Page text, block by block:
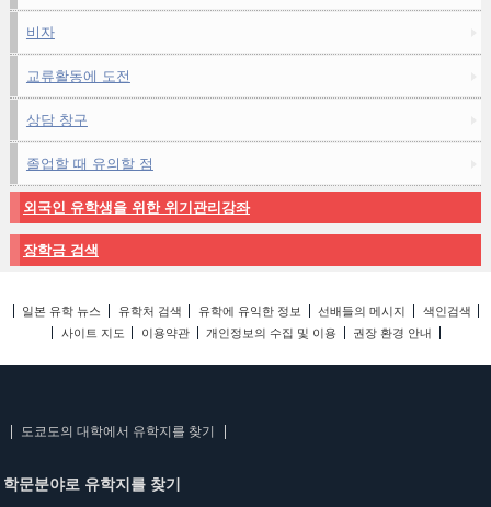
비자
교류활동에 도전
상담 창구
졸업할 때 유의할 점
외국인 유학생을 위한 위기관리강좌
장학금 검색
일본 유학 뉴스 유학처 검색 유학에 유익한 정보 선배들의 메시지
색인검색
사이트 지도
이용약관 개인정보의 수집 및 이용 권장 환경 안내
도쿄도의 대학에서 유학지를 찾기
학문분야로 유학지를 찾기